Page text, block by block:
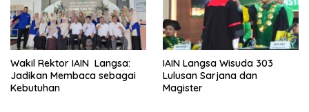
Wakil Rektor IAIN Langsa:
Jadikan Membaca sebagai
Kebutuhan
IAIN Langsa Wisuda 303
Lulusan Sarjana dan
Magister